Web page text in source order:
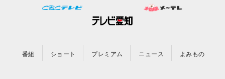
番組 ショート プレミアム ニュース よみもの